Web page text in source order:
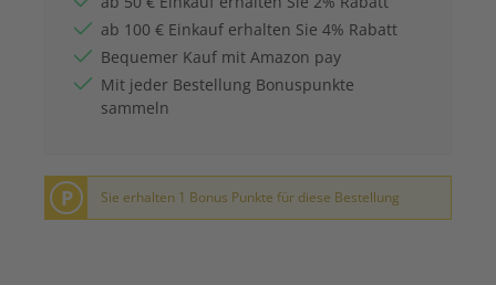
ab 100 € Einkauf erhalten Sie 4% Rabatt
Bequemer Kauf mit Amazon pay
Mit jeder Bestellung Bonuspunkte
sammeln
P Sie erhalten 1 Bonus Punkte für diese Bestellung